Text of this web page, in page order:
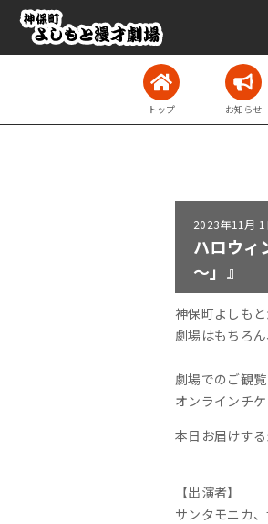
トップ お知らせ
2023年11月 1
ハロウィ
～」』
神保町よしも
劇場はもちろ
劇場でのご観覧
オンラインチケ
本日お届けする
【出演者】
サンタモニカ